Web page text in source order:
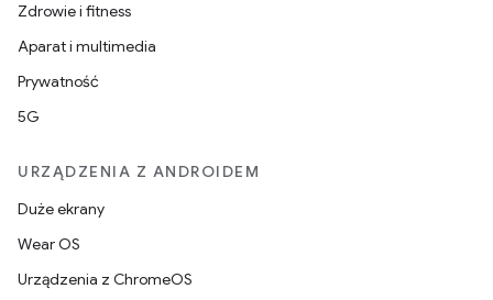
Zdrowie i fitness
Aparat i multimedia
Prywatność
5G
URZĄDZENIA Z ANDROIDEM
Duże ekrany
Wear OS
Urządzenia z ChromeOS